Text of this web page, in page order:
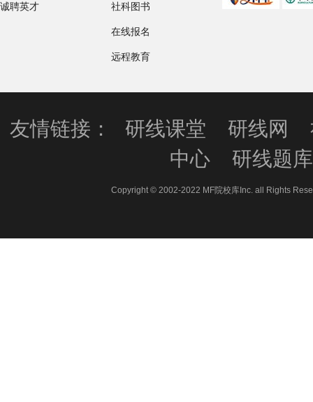
诚聘英才 社科图书
在线报名
远程教育
友情链接： 研线课堂 研线网
中心
研线题库
Copyright © 2002-2022 MF院校库Inc. all Rights